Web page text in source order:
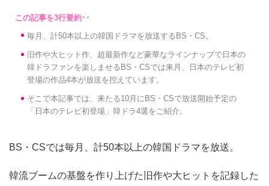
毎月、計50本以上の韓国ドラマを放送するBS・CS。
旧作や大ヒット作、超最新作など豪華なラインナップで日本の
韓ドラファンを楽しませるBS・CSでは来月、日本のテレビ初
登場の作品4本が放送を控えています。
そこで本記事では、来たる10月にBS・CSで放送開始予定の
「日本のテレビ初登場」韓ドラ4選をご紹介。
BS・CSでは毎月、計50本以上の韓国ドラマを放送。
韓流ブームの基盤を作り上げた旧作や大ヒットを記録した